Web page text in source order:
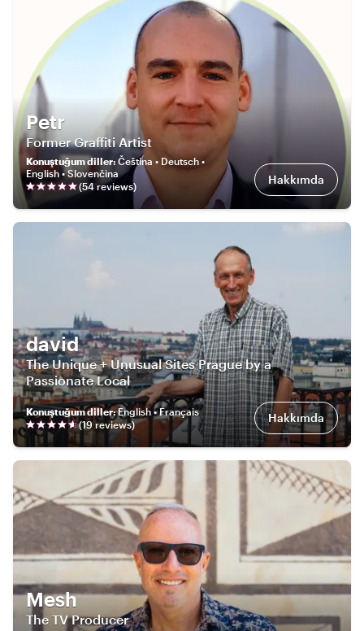
Petr
Former Graffiti Artist
Konuştuğum diller: Čeština • Deutsch •
English • Slovenčina
(54 reviews) Hakkımda
david
The Unique + Unusual Sites Prague by a
Passionate Local
Konuştuğum diller:English • Français
(19reviews) Hakkımda
Mesh
The TV Producer